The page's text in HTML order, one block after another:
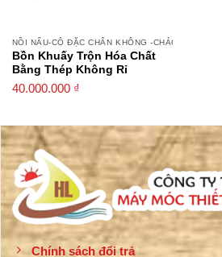
NỒI NẤU-CÔ ĐẶC CHÂN KHÔNG -CHẢO XÀO
Bồn Khuấy Trộn Hóa Chất
Bằng Thép Không Rỉ
40.000.000 ₫
Chính sách đổi trả